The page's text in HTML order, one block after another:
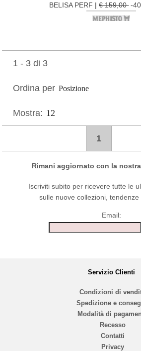
BELISA PERF |€ 159,00-
1 - 3 di 3
Ordina per
Mostra:
1
Rimani aggiornato con la nostra
Iscriviti subito per ricevere tutte le
sulle nuove collezioni,
Email:
Servizio Clienti
Condizioni di
Spedizione e
Modalità di
Recesso
Contatti
Privacy